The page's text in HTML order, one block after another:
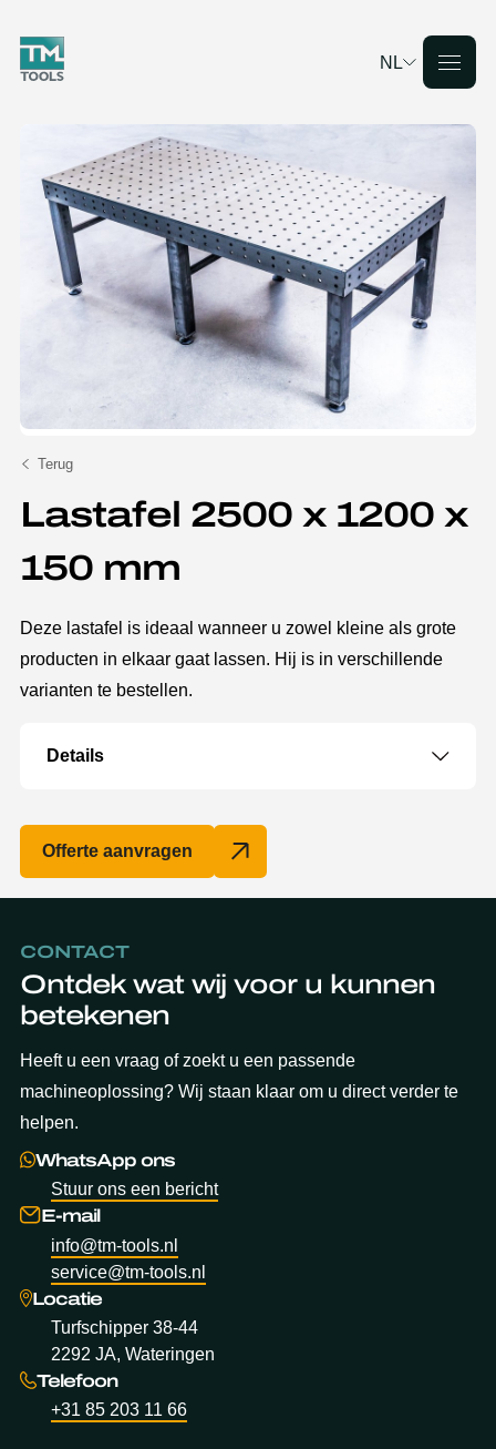
NL
Deutsch
Français
Nederlands
Terug
Lastafel 2500 x 1200 x
150 mm
Deze lastafel is ideaal wanneer u zowel kleine als grote
producten in elkaar gaat lassen. Hij is in verschillende
varianten te bestellen.
Details
Offerte aanvragen
CONTACT
Ontdek wat wij voor u kunnen
betekenen
Heeft u een vraag of zoekt u een passende
machineoplossing? Wij staan klaar om u direct verder te
helpen.
WhatsApp ons
Stuur ons een bericht
E-mail
info@tm-tools.nl
service@tm-tools.nl
Locatie
Turfschipper 38-44
2292 JA, Wateringen
Telefoon
+31 85 203 11 66